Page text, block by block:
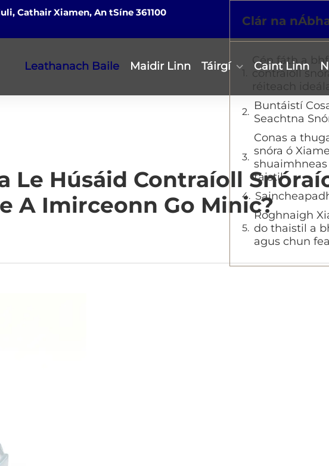
Cathair Xiamen, An tSíne 361100
Leathanach Baile Maidir Linn Táirgí Caint Linn
Le Húsáid Contraíoll
A Imirceonn Go Minic?
Clár na
Cén fáth a
contraíoll
réiteach
Buntáistí
Seachtna
Conas a
snóra ó
taistil
Roghnaigh
do thaistil a
agus chun